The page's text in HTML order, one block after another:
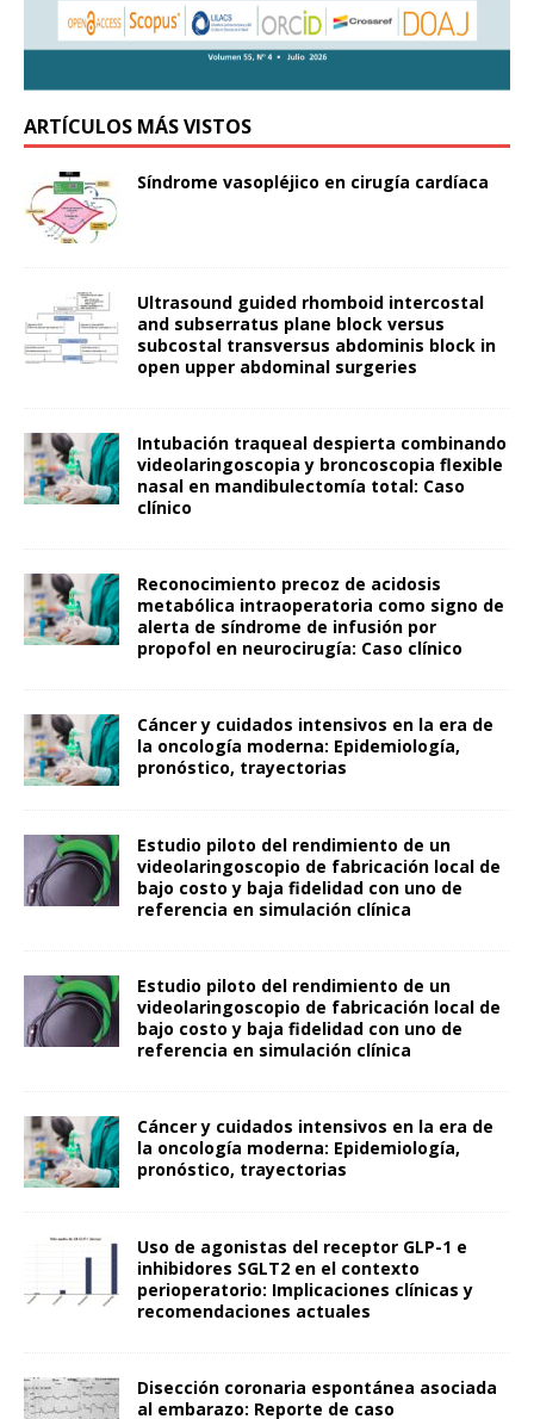
ARTÍCULOS MÁS VISTOS
Síndrome vasopléjico en cirugía cardíaca
Ultrasound guided rhomboid intercostal
and subserratus plane block versus
subcostal transversus abdominis block in
open upper abdominal surgeries
Intubación traqueal despierta combinando
videolaringoscopia y broncoscopia flexible
nasal en mandibulectomía total: Caso
clínico
Reconocimiento precoz de acidosis
metabólica intraoperatoria como signo de
alerta de síndrome de infusión por
propofol en neurocirugía: Caso clínico
Cáncer y cuidados intensivos en la era de
la oncología moderna: Epidemiología,
pronóstico, trayectorias
Estudio piloto del rendimiento de un
videolaringoscopio de fabricación local de
bajo costo y baja fidelidad con uno de
referencia en simulación clínica
Estudio piloto del rendimiento de un
videolaringoscopio de fabricación local de
bajo costo y baja fidelidad con uno de
referencia en simulación clínica
Cáncer y cuidados intensivos en la era de
la oncología moderna: Epidemiología,
pronóstico, trayectorias
Uso de agonistas del receptor GLP-1 e
inhibidores SGLT2 en el contexto
perioperatorio: Implicaciones clínicas y
recomendaciones actuales
Disección coronaria espontánea asociada
al embarazo: Reporte de caso